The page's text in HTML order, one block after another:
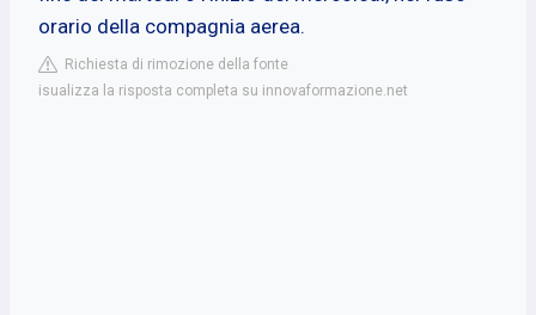
orario della compagnia aerea.
Richiesta di rimozione della fonte
isualizza la risposta completa su innovaformazione.net